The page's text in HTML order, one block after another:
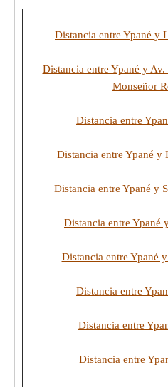
Distancia entre Ypané y
Distancia entre Ypané y
Monseñor
Distancia entre
Distancia entre Ypané y
Distancia entre Ypané y
Distancia entre Ypané
Distancia entre Ypané
Distancia entre
Distancia entre
Distancia entre